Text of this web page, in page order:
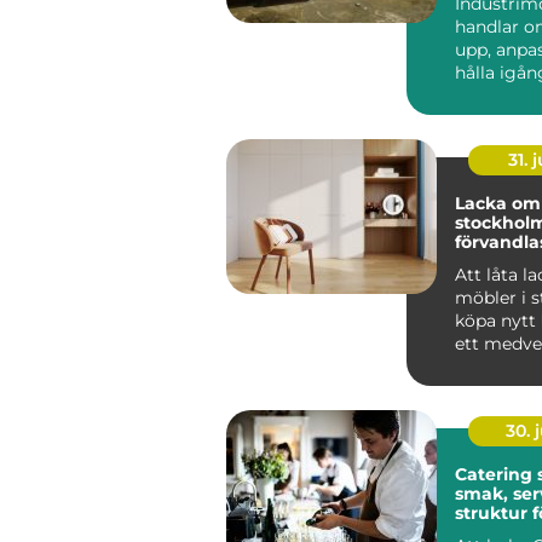
handlar
upp,
hålla
att ...
31.
Lacka
stockholm
Att låta
möbler i
köpa nytt
ett
30.
Catering
smak,
struktur